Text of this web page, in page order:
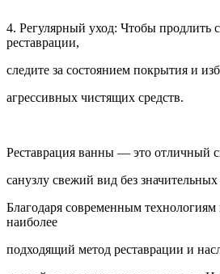
4. Регулярный уход: Чтобы продлить
реставрации,
следите за состоянием покрытия и
агрессивных чистящих средств.
Реставрация ванны — это отличный
санузлу свежий вид без значительных
Благодаря современным
наиболее
подходящий метод реставрации и